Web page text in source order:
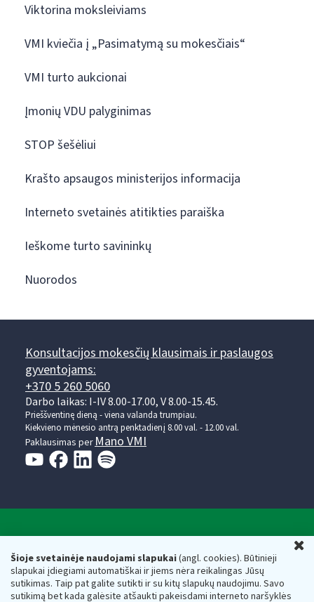
Šioje svetainėje naudojami slapukai(angl. cookies). Būtinieji
slapukai įdiegiami automatiškai ir jiems nėra reikalingas Jūsų
sutikimas. Taip pat galite sutikti ir su kitų slapukų naudojimu. Savo
sutikimą bet kada galėsite atšaukti pakeisdami interneto naršyklės
Viktorina moksleiviams
VMI kviečia į „Pasimatymą su mokesčiais“
VMI turto aukcionai
Įmonių VDU palyginimas
STOP šešėliui
Krašto apsaugos ministerijos informacija
Interneto svetainės atitikties paraiška
Ieškome turto savininkų
Nuorodos
Konsultacijos mokesčių klausimais ir paslaugos
gyventojams:
+370 5 260 5060
Darbo laikas: I-IV 8.00-17.00, V 8.00-15.45.
Prieššventinę dieną - viena valanda trumpiau.
Kiekvieno mėnesio antrą penktadienį 8.00 val. - 12.00 val.
Paklausimas per Mano VMI
Respublikos finansų ministerijos
Biudžetinė įstaiga. Juridinio asmens kodas — 188659752,
adresas: Vasario 16-osios g. 14, 01107 Vilnius, Lietuva, el.paštas: